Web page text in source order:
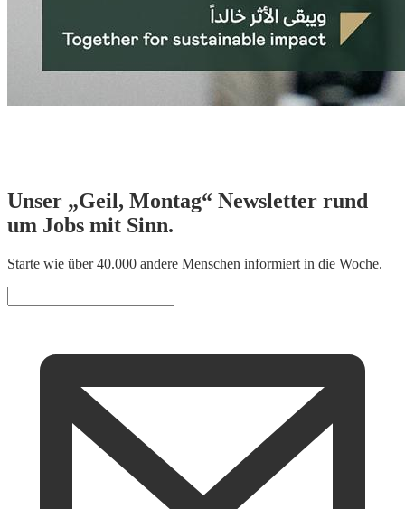
Unser „Geil, Montag“ Newsletter rund
um Jobs mit Sinn.
Starte wie über 40.000 andere Menschen informiert in die Woche.